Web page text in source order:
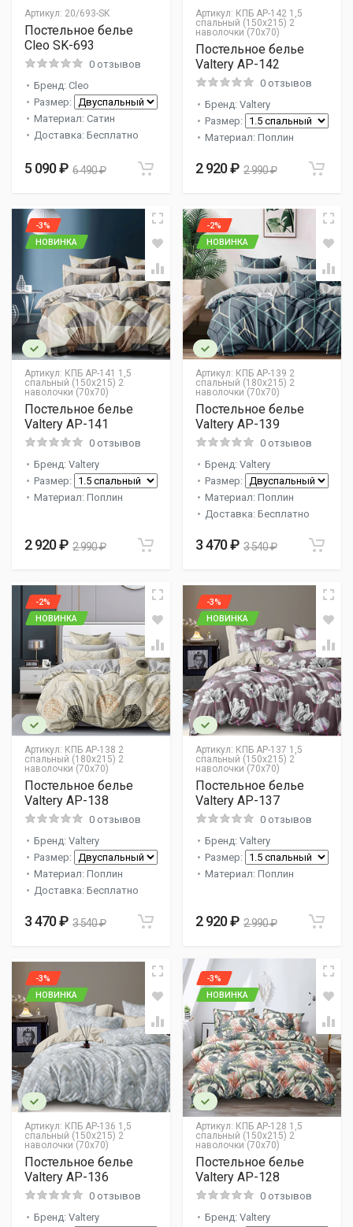
Артикул: 20/693-SK
Постельное белье
Cleo SK-693
0 отзывов
Бренд: Cleo
Размер:
Материал: Сатин
Доставка: Бесплатно
5 090 ₽ 6 490 ₽
Артикул: КПБ AP-142 1,5
спальный (150х215) 2
наволочки (70х70)
Постельное белье
Valtery AP-142
0 отзывов
Бренд: Valtery
Размер:
Материал: Поплин
2 920 ₽ 2 990 ₽
Артикул: КПБ AP-141 1,5
спальный (150х215) 2
наволочки (70х70)
-3%
НОВИНКА
Постельное белье
Valtery AP-141
0 отзывов
Бренд: Valtery
Размер:
Материал: Поплин
2 920 ₽ 2 990 ₽
Артикул: КПБ AP-139 2
спальный (180х215) 2
наволочки (70х70)
-2%
НОВИНКА
Постельное белье
Valtery AP-139
0 отзывов
Бренд: Valtery
Размер:
Материал: Поплин
Доставка: Бесплатно
3 470 ₽ 3 540 ₽
Артикул: КПБ AP-138 2
спальный (180х215) 2
наволочки (70х70)
-2%
НОВИНКА
Постельное белье
Valtery AP-138
0 отзывов
Бренд: Valtery
Размер:
Материал: Поплин
Доставка: Бесплатно
3 470 ₽ 3 540 ₽
Артикул: КПБ AP-137 1,5
спальный (150х215) 2
наволочки (70х70)
-3%
НОВИНКА
Постельное белье
Valtery AP-137
0 отзывов
Бренд: Valtery
Размер:
Материал: Поплин
2 920 ₽ 2 990 ₽
Артикул: КПБ AP-136 1,5
спальный (150х215) 2
наволочки (70х70)
-3%
НОВИНКА
Постельное белье
Valtery AP-136
0 отзывов
Бренд: Valtery
Артикул: КПБ AP-128 1,5
спальный (150х215) 2
наволочки (70х70)
-3%
НОВИНКА
Постельное белье
Valtery AP-128
0 отзывов
Бренд: Valtery